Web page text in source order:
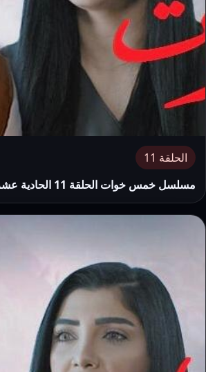
الحلقة 11
مسلسل خمس خوات الحلقة 11 الحادية عشر HD